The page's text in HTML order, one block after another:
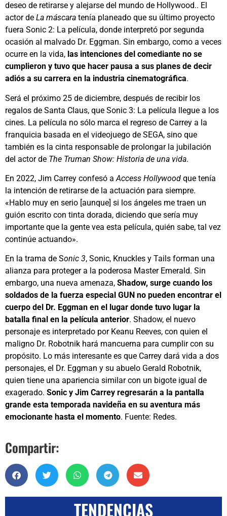
deseo de retirarse y alejarse del mundo de Hollywood.. El
actor de La máscara tenía planeado que su último proyecto
fuera Sonic 2: La película, donde interpretó por segunda
ocasión al malvado Dr. Eggman. Sin embargo, como a veces
ocurre en la vida, las intenciones del comediante no se
cumplieron y tuvo que hacer pausa a sus planes de decir
adiós a su carrera en la industria cinematográfica.
Será el próximo 25 de diciembre, después de recibir los
regalos de Santa Claus, que Sonic 3: La película llegue a los
cines. La película no sólo marca el regreso de Carrey a la
franquicia basada en el videojuego de SEGA, sino que
también es la cinta responsable de prolongar la jubilación
del actor de The Truman Show: Historia de una vida.
En 2022, Jim Carrey confesó aAccess Hollywood que tenía
la intención de retirarse de la actuación para siempre.
«Hablo muy en serio [aunque] si los ángeles me traen un
guión escrito con tinta dorada, diciendo que sería muy
importante que la gente vea esta película, quién sabe, tal vez
continúe actuando».
En la trama de Sonic 3, Sonic, Knuckles y Tails forman una
alianza para proteger a la poderosa Master Emerald. Sin
embargo, una nueva amenaza, Shadow, surge cuando los
soldados de la fuerza especial GUN no pueden encontrar el
cuerpo del Dr. Eggman en el lugar donde tuvo lugar la
batalla final en la película anterior. Shadow, el nuevo
personaje es interpretado por Keanu Reeves, con quien el
maligno Dr. Robotnik hará mancuerna para cumplir con su
propósito. Lo más interesante es que Carrey dará vida a dos
personajes, el Dr. Eggman y su abuelo Gerald Robotnik,
quien tiene una apariencia similar con un bigote igual de
exagerado. Sonic y Jim Carrey regresarán a la pantalla
grande esta temporada navideña en su aventura más
emocionante hasta el momento. Fuente: Redes.
Compartir:
TENDENCIAS